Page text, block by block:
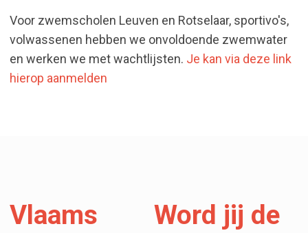
Voor zwemscholen Leuven en Rotselaar, sportivo's,
volwassenen hebben we onvoldoende zwemwater
en werken we met wachtlijsten. Je kan via deze link
hierop aanmelden
Vlaams
Word jij de